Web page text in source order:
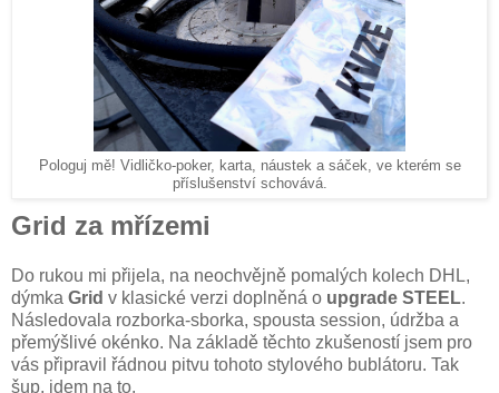
Pologuj mě! Vidličko-poker, karta, náustek a sáček, ve kterém se
příslušenství schovává.
Grid za mřízemi
Do rukou mi přijela, na neochvějně pomalých kolech DHL,
dýmka Grid v klasické verzi doplněná o upgrade STEEL.
Následovala rozborka-sborka, spousta session, údržba a
přemýšlivé okénko. Na základě těchto zkušeností jsem pro
vás připravil řádnou pitvu tohoto stylového bublátoru. Tak
šup, jdem na to.